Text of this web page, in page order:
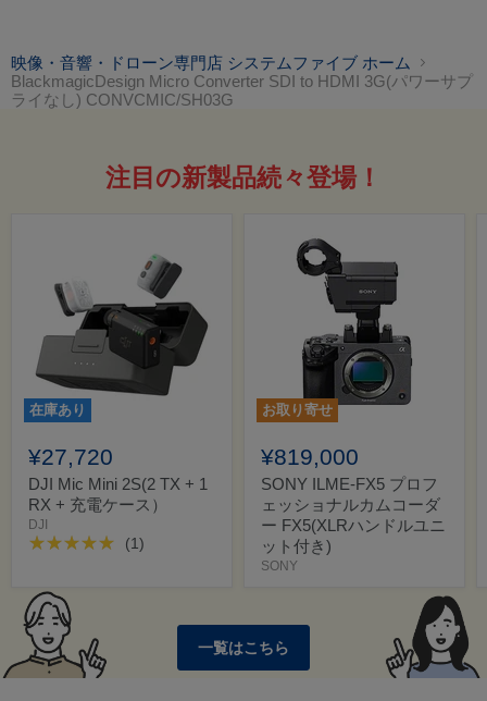
映像・音響・ドローン専門店 システムファイブ ホーム
BlackmagicDesign Micro Converter SDI to HDMI 3G(パワーサプ
ライなし) CONVCMIC/SH03G
注目の新製品続々登場！
在庫あり
¥27,720
DJI Mic Mini 2S(2 TX + 1
RX + 充電ケース）
DJI
(1)
お取り寄せ
¥819,000
SONY ILME-FX5 プロフ
ェッショナルカムコーダ
ー FX5(XLRハンドルユニ
ット付き)
SONY
一覧はこちら